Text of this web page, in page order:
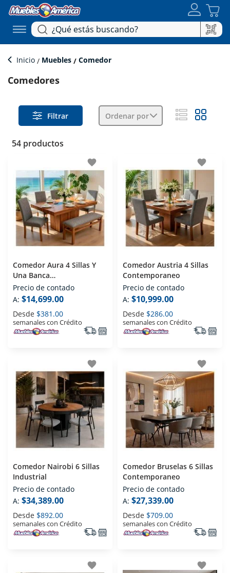
Inicio Muebles Comedor
Comedores
Filtrar Ordenar por
54 productos
favorite
Comedor Aura 4 Sillas Y
Una Banca
Contemporaneo
Precio de contado
A: $14,699.00
Desde $381.00
semanales con Crédito
favorite
Comedor Austria 4 Sillas
Contemporaneo
Precio de contado
A: $10,999.00
Desde $286.00
semanales con Crédito
favorite
Comedor Nairobi 6 Sillas
Industrial
Precio de contado
A: $34,389.00
Desde $892.00
semanales con Crédito
favorite
Comedor Bruselas 6 Sillas
Contemporaneo
Precio de contado
A: $27,339.00
Desde $709.00
semanales con Crédito
favorite favorite